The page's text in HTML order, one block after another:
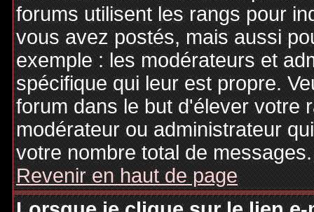
forums utilisent les rangs pour
vous avez postés, mais aussi
exemple : les modérateurs et
spécifique qui leur est propre.
forum dans le but d'élever votre
modérateur ou administrateur
votre nombre total de messages.
Revenir en haut de page